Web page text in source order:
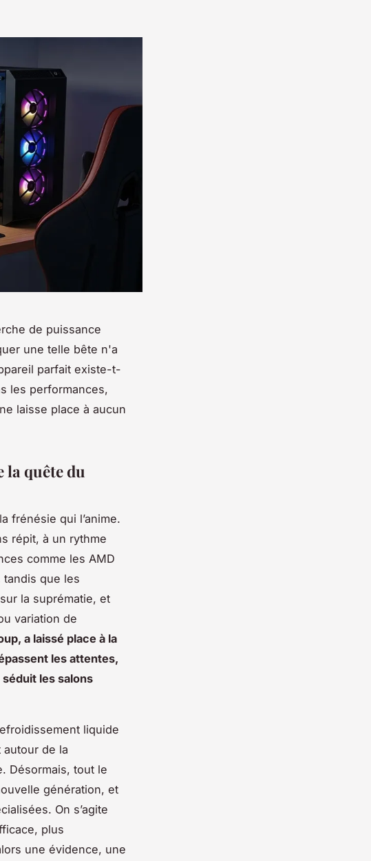
de puissance
une telle bête n'a
parfait existe-t-
les performances,
laisse place à aucun
la quête du
frénésie qui l’anime.
répit, à un rythme
comme les AMD
tandis que les
la suprématie, et
variation de
a laissé place à la
les attentes,
les salons
liquide
de la
Désormais, tout le
génération, et
On s’agite
plus
une évidence, une